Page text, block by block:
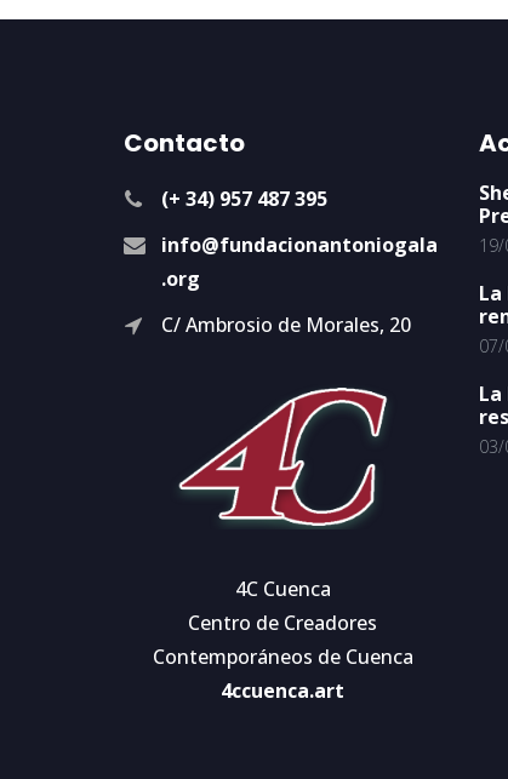
Contacto
(+ 34) 957 487 395
info@fundacionantoniogala
.org
C/ Ambrosio de Morales, 20
4C Cuenca
Centro de Creadores
Contemporáneos de Cuenca
4ccuenca.art